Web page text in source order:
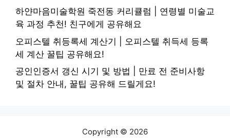
하얀마음미술학원 죽전동 커리큘럼 | 연령별 미술교
육 과정 추천! 친구에게 공유해요
오피스텔 취등록세 계산기 | 오피스텔 취득세 등록
세 계산 꿀팁 공유해요!
공인인증서 갱신 시기 및 방법 | 만료 전 준비사항
및 절차 안내, 꿀팁 공유해 드릴게요!
Copyright © 2026